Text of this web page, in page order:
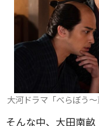
大河ドラマ「べらぼう
そんな中、大田南